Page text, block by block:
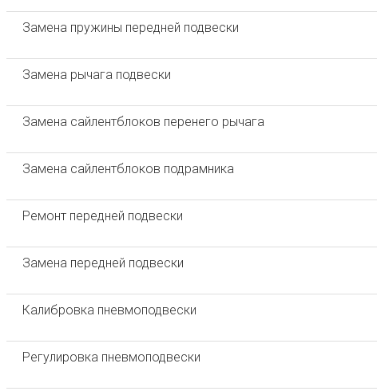
Замена пружины передней подвески
Замена рычага подвески
Замена сайлентблоков перенего рычага
Замена сайлентблоков подрамника
Ремонт передней подвески
Замена передней подвески
Калибровка пневмоподвески
Регулировка пневмоподвески